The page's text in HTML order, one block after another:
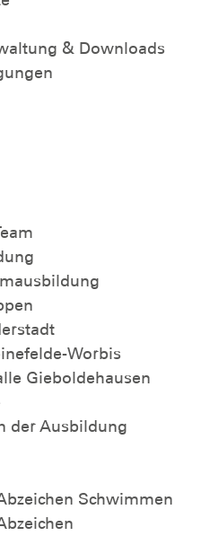
& Downloads
Worbis
Gieboldehausen
der Ausbildung
Schwimmen